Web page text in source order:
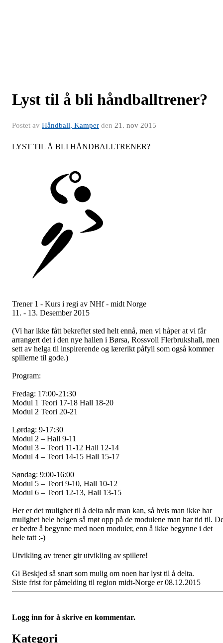
Lyst til å bli håndballtrener?
Postet av Håndball, Kamper den 21. nov 2015
LYST TIL Å BLI HÅNDBALLTRENER?
Trener 1 - Kurs i regi av NHf - midt Norge
11. - 13. Desember 2015
(Vi har ikke fått bekreftet sted helt ennå, men vi håper at vi får
arrangert det i den nye hallen i Børsa, Rossvoll Flerbrukshall, men
sett av helga til inspirerende og lærerikt påfyll som også kommer
spillerne til gode.)
Program:
Fredag: 17:00-21:30
Modul 1 Teori 17-18 Hall 18-20
Modul 2 Teori 20-21
Lørdag: 9-17:30
Modul 2 – Hall 9-11
Modul 3 – Teori 11-12 Hall 12-14
Modul 4 – Teori 14-15 Hall 15-17
Søndag: 9:00-16:00
Modul 5 – Teori 9-10, Hall 10-12
Modul 6 – Teori 12-13, Hall 13-15
Her er det mulighet til å delta når man kan, så hvis man ikke har
mulighet hele helgen så møt opp på de modulene man har tid til.
er bedre å begynne med noen moduler, enn å ikke begynne i det
hele tatt :-)
Utvikling av trener gir utvikling av spillere!
Gi Beskjed så snart som mulig om noen har lyst til å delta.
Siste frist for påmelding til region midt-Norge er 08.12.2015
Logg inn for å skrive en kommentar.
Kategori